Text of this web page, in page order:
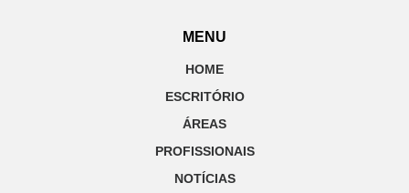
MENU
HOME
ESCRITÓRIO
ÁREAS
PROFISSIONAIS
NOTÍCIAS